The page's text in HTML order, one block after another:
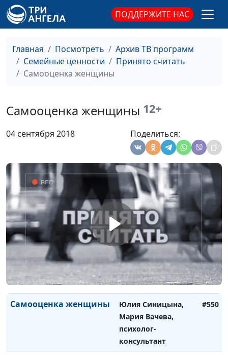
ПОДДЕРЖИТЕ НАС
Главная Посмотреть
Архив ТВ программ
Семейные ценности
Принято считать
Самооценка женщины
Самооценка женщины 12+
04 сентября 2018 Поделиться:
Переживание утраты
Юлия Синицына ,
Мария Вачева,
консультант
#555
Эмоциональное
консультант
Нужно ли защищать
Юлия Синицына ,
Мария Вачева,
психолог-
консультант
Как отпустить
повзрослевшего
ребенка?
Юлия Синицына ,
Мария Вачева,
психолог-
консультант
Доверительные беседы
с детьми
Юлия Синицына ,
Мария Вачева,
психолог-
консультант
#551
Самооценка женщины
Юлия Синицына,
Мария Вачева,
психолог-
консультант
#550